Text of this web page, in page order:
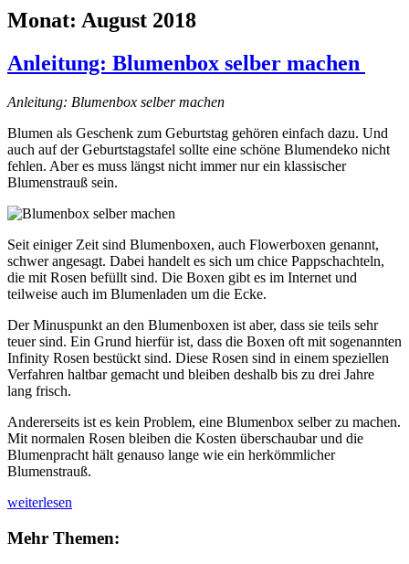
Monat: August 2018
Anleitung: Blumenbox selber machen
Anleitung: Blumenbox selber machen
Blumen als Geschenk zum Geburtstag gehören einfach dazu. Und
auch auf der Geburtstagstafel sollte eine schöne Blumendeko nicht
fehlen. Aber es muss längst nicht immer nur ein klassischer
Blumenstrauß sein.
Seit einiger Zeit sind Blumenboxen, auch Flowerboxen genannt,
schwer angesagt. Dabei handelt es sich um chice Pappschachteln,
die mit Rosen befüllt sind. Die Boxen gibt es im Internet und
teilweise auch im Blumenladen um die Ecke.
Der Minuspunkt an den Blumenboxen ist aber, dass sie teils sehr
teuer sind. Ein Grund hierfür ist, dass die Boxen oft mit sogenannten
Infinity Rosen bestückt sind. Diese Rosen sind in einem speziellen
Verfahren haltbar gemacht und bleiben deshalb bis zu drei Jahre
lang frisch.
Andererseits ist es kein Problem, eine Blumenbox selber zu machen.
Mit normalen Rosen bleiben die Kosten überschaubar und die
Blumenpracht hält genauso lange wie ein herkömmlicher
Blumenstrauß.
Anleitung:
selber
weiterlesen
Mehr Themen: